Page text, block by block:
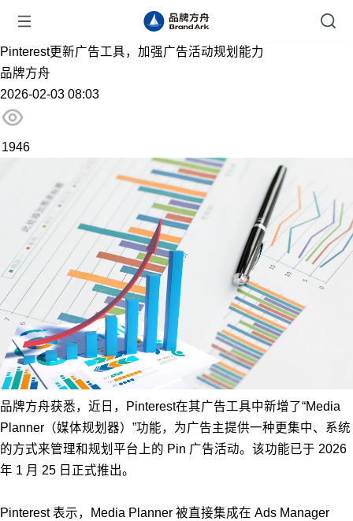
Pinterest更新广告工具，加强广告活动规划能力
品牌方舟
2026-02-03 08:03
1946
品牌方舟获悉，近日，Pinterest在其广告工具中新增了“Media
Planner（媒体规划器）”功能，为广告主提供一种更集中、系统
的方式来管理和规划平台上的 Pin 广告活动。该功能已于 2026
年 1 月 25 日正式推出。
Pinterest 表示，Media Planner 被直接集成在 Ads Manager